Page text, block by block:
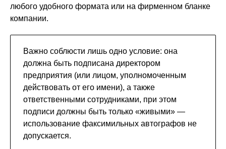
любого удобного формата или на фирменном бланке
компании.
Важно соблюсти лишь одно условие: она
должна быть подписана директором
предприятия (или лицом, уполномоченным
действовать от его имени), а также
ответственными сотрудниками, при этом
подписи должны быть только «живыми» —
использование факсимильных автографов не
допускается.